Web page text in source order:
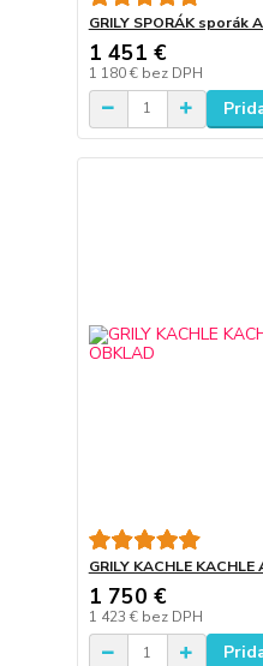
GRILY SPORÁK sporák
1 451 €
1 180 € bez DPH
GRILY KACHLE KACHLE
1 750 €
1 423 € bez DPH